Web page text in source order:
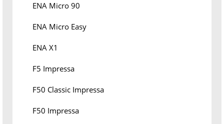
ENA Micro 90
ENA Micro Easy
ENA X1
F5 Impressa
F50 Classic Impressa
F50 Impressa